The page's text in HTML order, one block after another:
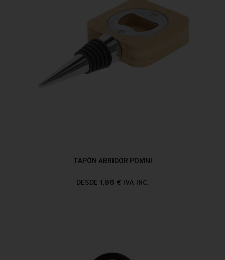
TAPÓN ABRIDOR POMNI
DESDE 1,96 € IVA INC.